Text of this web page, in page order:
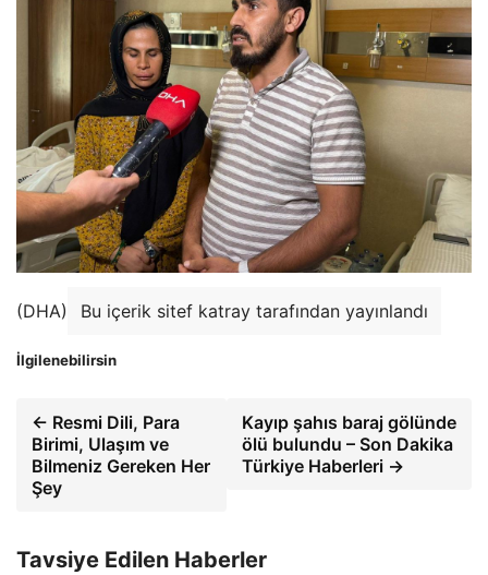
(DHA) Bu içerik sitef katray tarafından yayınlandı
İlgilenebilirsin
← Resmi Dili, Para
Birimi, Ulaşım ve
Bilmeniz Gereken Her
Şey
Kayıp şahıs baraj gölünde
ölü bulundu – Son Dakika
Türkiye Haberleri →
Tavsiye Edilen Haberler